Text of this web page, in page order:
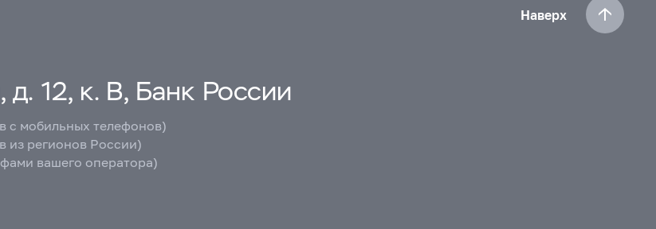
Наверх
д. 12, к. В, Банк России
с мобильных телефонов)
из регионов России)
вашего оператора)